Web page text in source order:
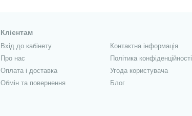
Клієнтам
Вхід до кабінету
Про нас
Оплата і доставка
Обмін та повернення
Контактна інформація
Політика конфіденційності
Угода користувача
Блог